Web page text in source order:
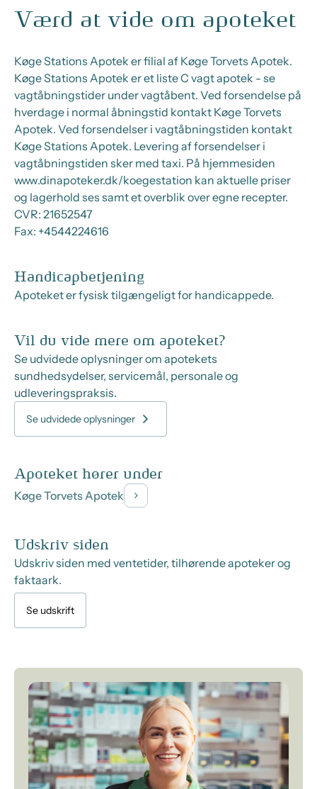
Værd at vide om apoteket
Køge Stations Apotek er filial af Køge Torvets Apotek.
Køge Stations Apotek er et liste C vagt apotek - se
vagtåbningstider under vagtåbent. Ved forsendelse på
hverdage i normal åbningstid kontakt Køge Torvets
Apotek. Ved forsendelser i vagtåbningstiden kontakt
Køge Stations Apotek. Levering af forsendelser i
vagtåbningstiden sker med taxi. På hjemmesiden
www.dinapoteker.dk/koegestation kan aktuelle priser
og lagerhold ses samt et overblik over egne recepter.
CVR: 21652547
Fax: +4544224616
Handicapbetjening
Apoteket er fysisk tilgængeligt for handicappede.
Vil du vide mere om apoteket?
Se udvidede oplysninger om apotekets
sundhedsydelser, servicemål, personale og
udleveringspraksis.
Se udvidede oplysninger
Apoteket hører under
Køge Torvets Apotek
Udskriv siden
Udskriv siden med ventetider, tilhørende apoteker og
faktaark.
Se udskrift